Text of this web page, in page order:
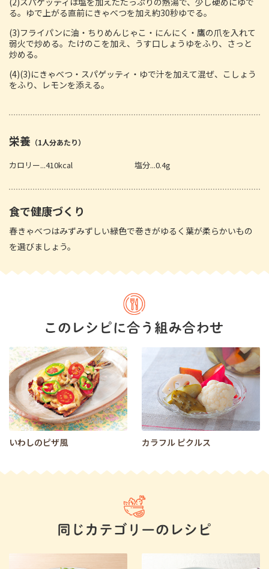
る。ゆで上がる直前にきゃべつを加え約30秒ゆでる。
(3)フライパンに油・ちりめんじゃこ・にんにく・鷹の爪を入れて
弱火で炒める。たけのこを加え、うす口しょうゆをふり、さっと
炒める。
(4)(3)にきゃべつ・スパゲッティ・ゆで汁を加えて混ぜ、こしょう
をふり、レモンを添える。
栄養 （1人分あたり）
カロリー...410kcal 塩分...0.4g
食で健康づくり
春きゃべつはみずみずしい緑色で巻きがゆるく葉が柔らかいもの
を選びましょう。
いわしのピザ風 カラフル ピクルス